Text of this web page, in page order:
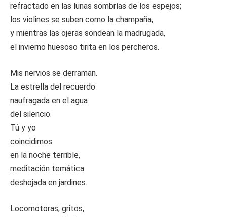
refractado en las lunas sombrías de los espejos;
los violines se suben como la champaña,
y mientras las ojeras sondean la madrugada,
el invierno huesoso tirita en los percheros.
Mis nervios se derraman.
La estrella del recuerdo
naufragada en el agua
del silencio.
Tú y yo
coincidimos
en la noche terrible,
meditación temática
deshojada en jardines.
Locomotoras, gritos,